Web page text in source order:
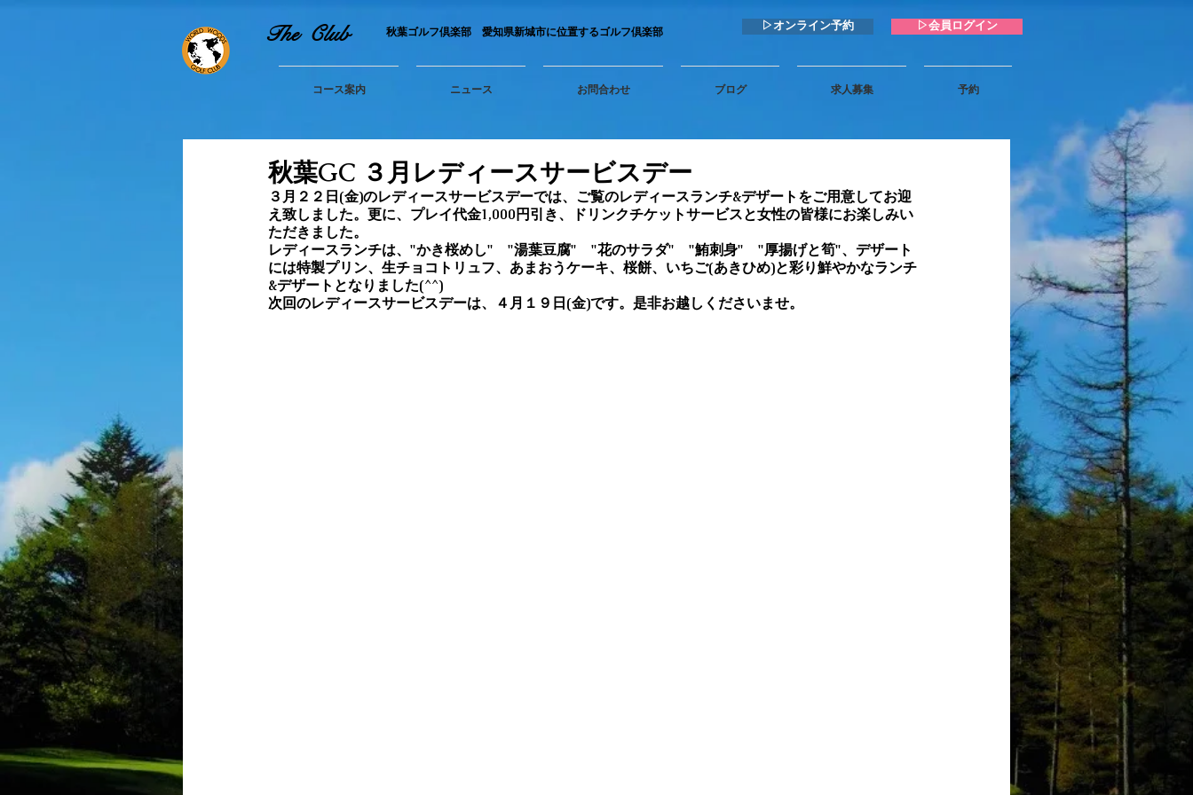
The Club ​秋葉ゴルフ倶楽部 愛知県新城市に位置するゴルフ倶楽部 ▷オンライン予約 ▷会員ログイン
コース案内 ニュース お問合わせ ブログ 求人募集 予約
秋葉GC ３月レディースサービスデー
３月２２日(金)のレディースサービスデーでは、ご覧のレディースランチ&デザートをご用意してお迎
え致しました。更に、プレイ代金1,000円引き、ドリンクチケットサービスと女性の皆様にお楽しみい
ただきました。
レディースランチは、"かき桜めし"　"湯葉豆腐"　"花のサラダ"　"鮪刺身"　"厚揚げと筍"、デザート
には特製プリン、生チョコトリュフ、あまおうケーキ、桜餅、いちご(あきひめ)と彩り鮮やかなランチ
&デザートとなりました(^^)
次回のレディースサービスデーは、４月１９日(金)です。是非お越しくださいませ。